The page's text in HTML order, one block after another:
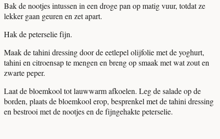
Bak de nootjes intussen in een droge pan op matig vuur, totdat ze
lekker gaan geuren en zet apart.
Hak de peterselie fijn.
Maak de tahini dressing door de eetlepel olijfolie met de yoghurt,
tahini en citroensap te mengen en breng op smaak met wat zout en
zwarte peper.
Laat de bloemkool tot lauwwarm afkoelen. Leg de salade op de
borden, plaats de bloemkool erop, besprenkel met de tahini dressing
en bestrooi met de nootjes en de fijngehakte peterselie.